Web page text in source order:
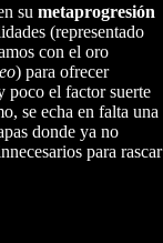
su metaprogresión
(representado
con el oro
) para ofrecer
poco el factor suerte
se echa en falta una
donde ya no
para rascar